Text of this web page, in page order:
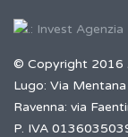
© Copyright 2016
Lugo: Via
Ravenna: via
P. IVA